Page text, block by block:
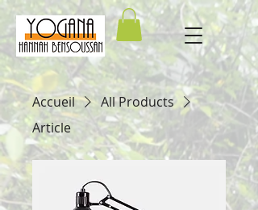
Accueil
All Products
Article